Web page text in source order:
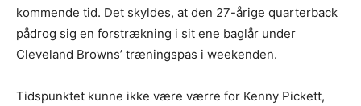
kommende tid. Det skyldes, at den 27-årige quarterback
pådrog sig en forstrækning i sit ene baglår under
Cleveland Browns’ træningspas i weekenden.
Tidspunktet kunne ikke være værre for Kenny Pickett,